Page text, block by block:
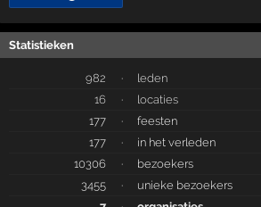
Statistieken
982 ·
leden
16
·
locaties
177
·
feesten
177
·
in het verleden
10306
·
bezoekers
3455
·
unieke bezoekers